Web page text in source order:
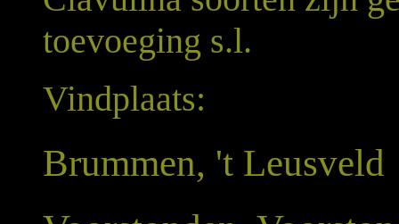
toevoeging s.l.
Vindplaats:
Brummen, 't Leusveld